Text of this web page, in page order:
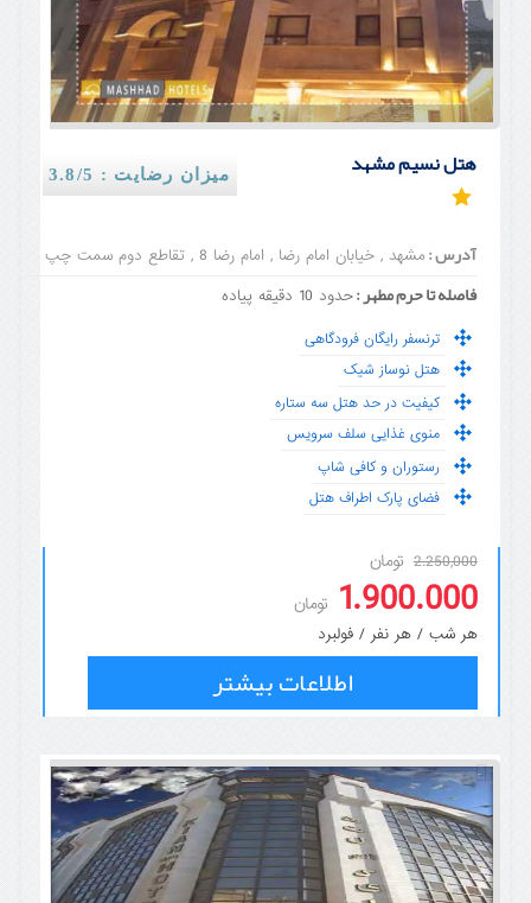
هتل نسیم مشهد میزان رضایت : 3.8/5
آدرس : مشهد , خیابان امام رضا , امام رضا 8 , تقاطع دوم سمت چپ
فاصله تا حرم مطهر :حدود 10 دقیقه پیاده
ترنسفر رایگان فرودگاهی
هتل نوساز شیک
کیفیت در حد هتل سه ستاره
منوی غذایی سلف سرویس
رستوران و کافی شاپ
فضای پارک اطراف هتل
2.250,000 تومان
1.900.000 تومان
هر شب / هر نفر / فولبرد
اطلاعات بیشتر